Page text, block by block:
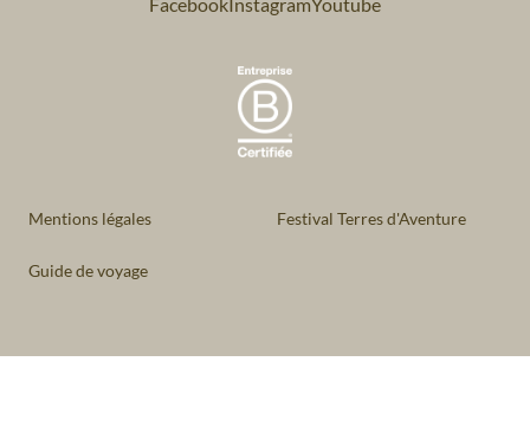
Mentions légales Festival Terres d'Aventure
Guide de voyage